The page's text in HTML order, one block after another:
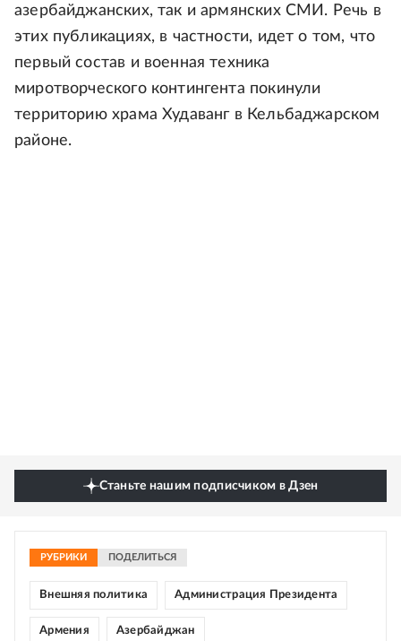
азербайджанских, так и армянских СМИ. Речь в
этих публикациях, в частности, идет о том, что
первый состав и военная техника
миротворческого контингента покинули
территорию храма Худаванг в Кельбаджарском
районе.
Станьте нашим подписчиком в Дзен
РУБРИКИ ПОДЕЛИТЬСЯ
Внешняя политика Администрация Президента
Армения Азербайджан